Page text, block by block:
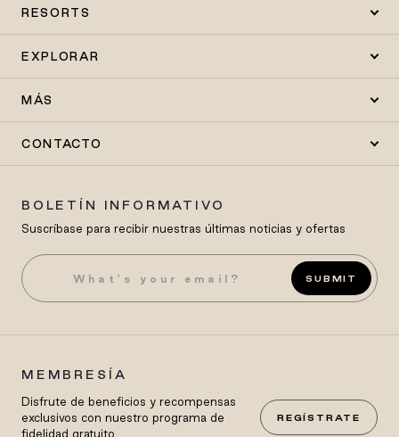
RESORTS
EXPLORAR
MÁS
CONTACTO
BOLETÍN INFORMATIVO
Suscríbase para recibir nuestras últimas noticias y ofertas
SUBMIT
MEMBRESÍA
Disfrute de beneficios y recompensas
exclusivos con nuestro programa de
fidelidad gratuito
REGÍSTRATE